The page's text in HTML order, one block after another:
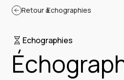
Retour àEchographies
Echographies